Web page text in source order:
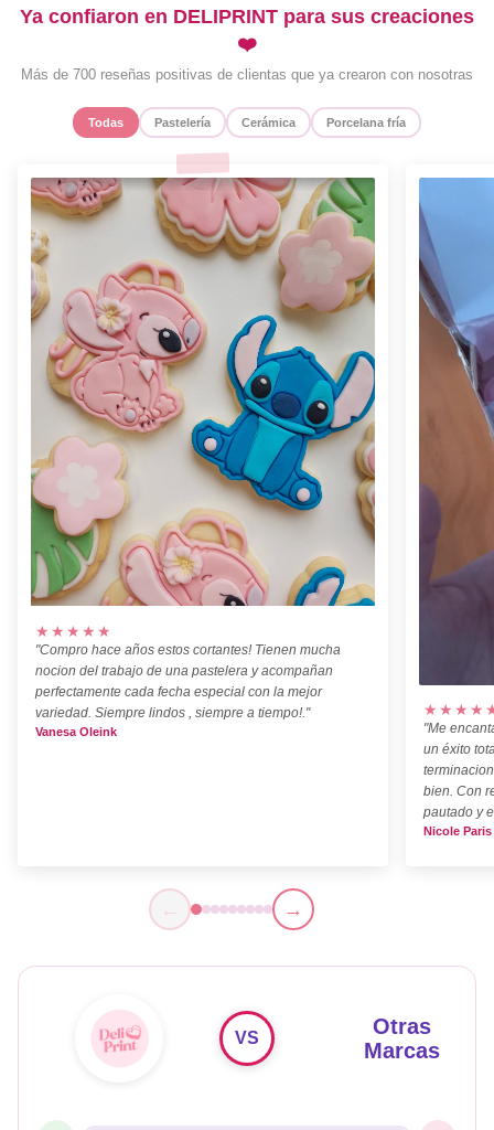
Ya confiaron en DELIPRINT para sus creaciones
❤️
Más de 700 reseñas positivas de clientas que ya crearon con nosotras
Todas Pastelería Cerámica Porcelana fría
★★★★★
"Compro hace años estos cortantes! Tienen mucha
nocion del trabajo de una pastelera y acompañan
perfectamente cada fecha especial con la mejor
variedad. Siempre lindos , siempre a tiempo!."
Vanesa Oleink
"Me
un éxito
bien. Con
pautado y
Nicole Paris
← →
Otras
Marcas
VS